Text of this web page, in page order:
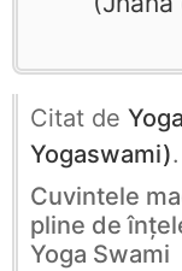
Citat de
Yogaswami).
Cuvintele
pline de
Yoga Swami